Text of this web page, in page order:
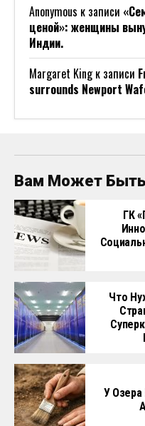
Anonymous к записи
ценой»: женщины
Индии.
Margaret Kingк записи
surrounds Newport
Вам Может Быть
ГК
Что
У